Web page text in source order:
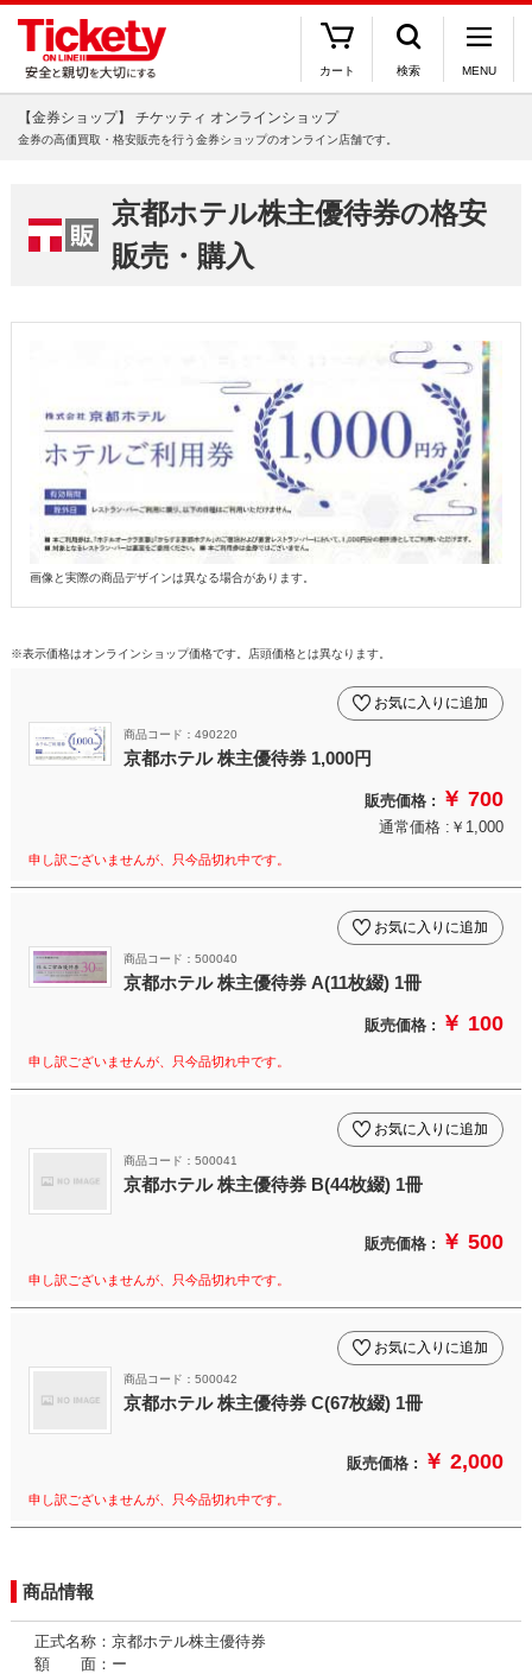
カート 検索 MENU
【金券ショップ】 チケッティ オンラインショップ
金券の高価買取・格安販売を行う金券ショップのオンライン店舗です。
京都ホテル株主優待券の格安
販売・購入
画像と実際の商品デザインは異なる場合があります。
※表示価格はオンラインショップ価格です。店頭価格とは異なります。
商品コード：490220
京都ホテル 株主優待券 1,000円
お気に入りに追加
販売価格 : ￥ 700
通常価格 :￥1,000
申し訳ございませんが、只今品切れ中です。
商品コード：500040
京都ホテル 株主優待券 A(11枚綴) 1冊
お気に入りに追加
販売価格 : ￥ 100
申し訳ございませんが、只今品切れ中です。
商品コード：500041
京都ホテル 株主優待券 B(44枚綴) 1冊
お気に入りに追加
販売価格 : ￥ 500
申し訳ございませんが、只今品切れ中です。
商品コード：500042
京都ホテル 株主優待券 C(67枚綴) 1冊
お気に入りに追加
販売価格 : ￥ 2,000
申し訳ございませんが、只今品切れ中です。
商品情報
正式名称：京都ホテル株主優待券
額 面：ー